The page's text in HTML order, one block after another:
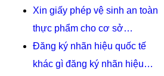
Xin giấy phép vệ sinh an toàn
thực phẩm cho cơ sở…
Đăng ký nhãn hiệu quốc tế
khác gì đăng ký nhãn hiệu…